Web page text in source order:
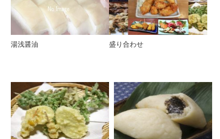
湯浅醤油 盛り合わせ